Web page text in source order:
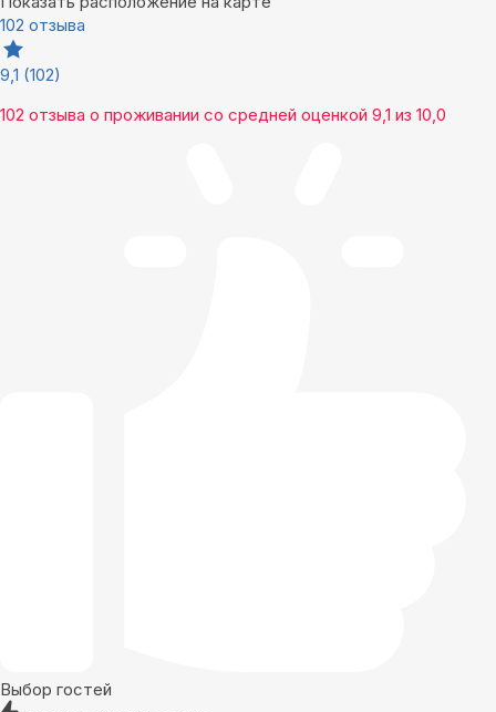
102 отзыва
9,1 (102)
102 отзыва о проживании со средней оценкой 9,1 из 10,0
Выбор гостей